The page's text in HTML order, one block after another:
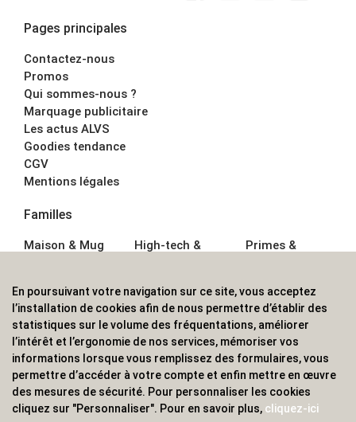
Pages principales
Contactez-nous
Promos
Qui sommes-nous ?
Marquage publicitaire
Les actus ALVS
Goodies tendance
CGV
Mentions légales
Familles
Maison & Mug
Écriture
Bagagerie sacs
High-tech &
Sport &
Outdoor
Enfant
Primes &
Boisson
Textile &
Casquette
Accessoires de
bureau
ALVS, fournisseur d'objets publicitaires, pour les
professionnels. Une implantation nationale, une
En poursuivant votre navigation sur ce site, vous acceptez
l’installation de cookies afin de nous permettre d’établir des
statistiques sur le volume des fréquentations, améliorer
l’intérêt et l’ergonomie de nos services, mémoriser vos
informations lorsque vous remplissez des formulaires, vous
permettre d’accéder à votre compte et enfin mettre en œuvre
des mesures de sécurité. Pour personnaliser les cookies
cliquez sur "Personnaliser". Pour en savoir plus, cliquez-ici